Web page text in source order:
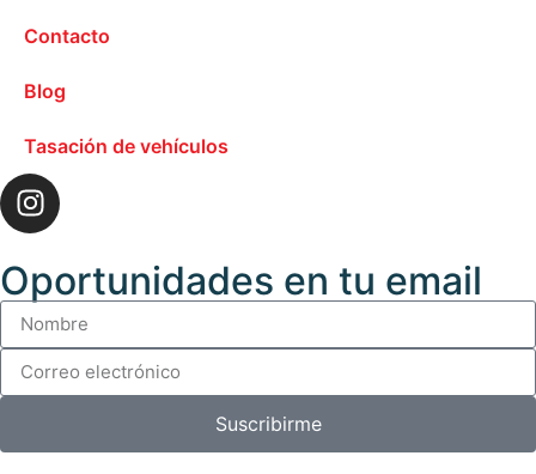
Contacto
Blog
Tasación de vehículos
Oportunidades en tu email
Suscribirme